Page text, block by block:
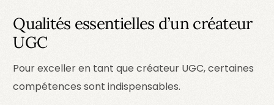
Qualités essentielles d’un créateur
UGC
Pour exceller en tant que créateur UGC, certaines
compétences sont indispensables.